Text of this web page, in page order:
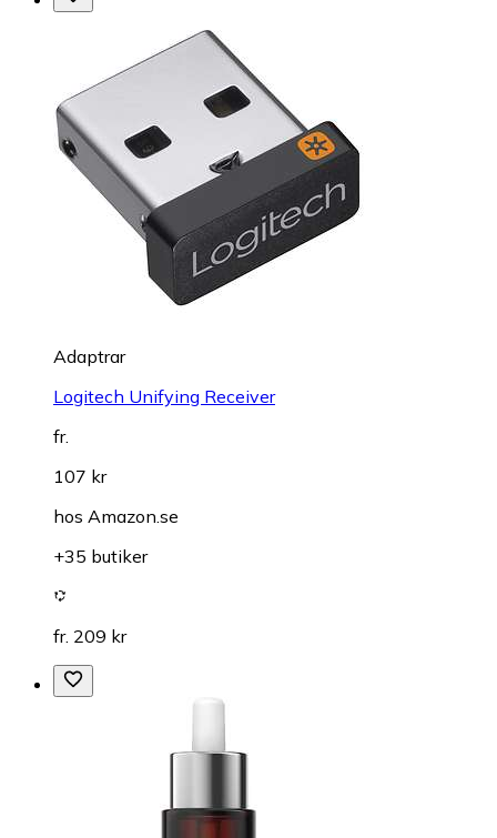
Adaptrar
Logitech Unifying Receiver
fr.
107 kr
hos Amazon.se
+35 butiker
fr. 209 kr